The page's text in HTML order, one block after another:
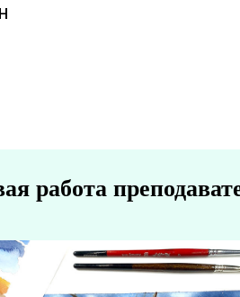
работа